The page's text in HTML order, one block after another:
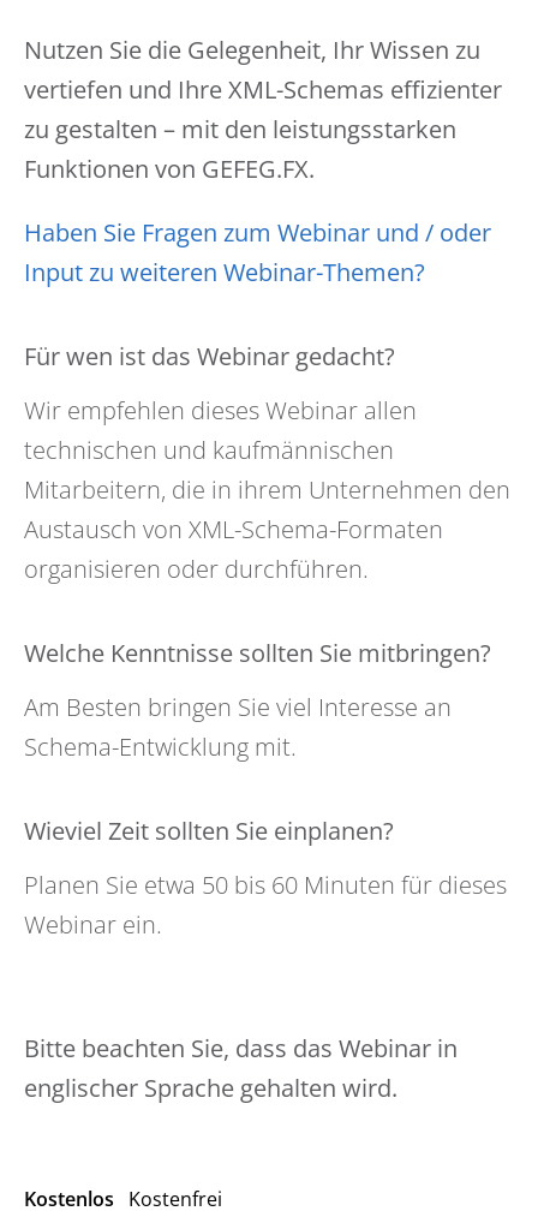
Nutzen Sie die Gelegenheit, Ihr Wissen zu
vertiefen und Ihre XML-Schemas effizienter
zu gestalten – mit den leistungsstarken
Funktionen von GEFEG.FX.
Haben Sie Fragen zum Webinar und / oder
Input zu weiteren Webinar-Themen?
Für wen ist das Webinar gedacht?
Wir empfehlen dieses Webinar allen
technischen und kaufmännischen
Mitarbeitern, die in ihrem Unternehmen den
Austausch von XML-Schema-Formaten
organisieren oder durchführen.
Welche Kenntnisse sollten Sie mitbringen?
Am Besten bringen Sie viel Interesse an
Schema-Entwicklung mit.
Wieviel Zeit sollten Sie einplanen?
Planen Sie etwa 50 bis 60 Minuten für dieses
Webinar ein.
Bitte beachten Sie, dass das Webinar in
englischer Sprache gehalten wird.
Kostenlos Kostenfrei